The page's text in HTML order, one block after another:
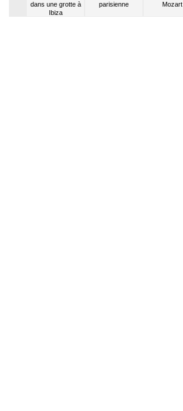
dans une grotte à
Ibiza
parisienne
Mozart